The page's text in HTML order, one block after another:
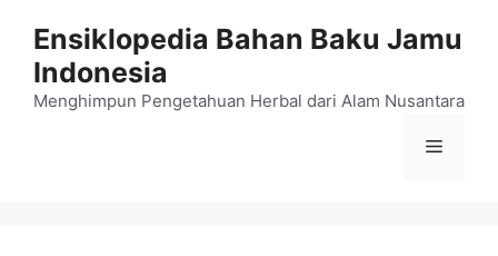
Ensiklopedia Bahan Baku Jamu
Indonesia
Menghimpun Pengetahuan Herbal dari Alam Nusantara
Menu